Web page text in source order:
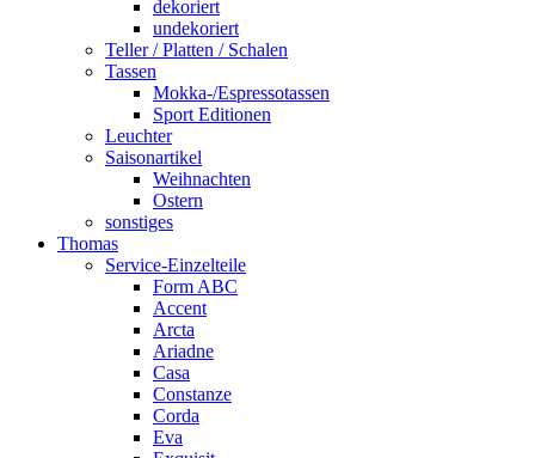
dekoriert
undekoriert
Teller / Platten / Schalen
Tassen
Mokka-/Espressotassen
Sport Editionen
Leuchter
Saisonartikel
Weihnachten
Ostern
sonstiges
Thomas
Service-Einzelteile
Form ABC
Accent
Arcta
Ariadne
Casa
Constanze
Corda
Eva